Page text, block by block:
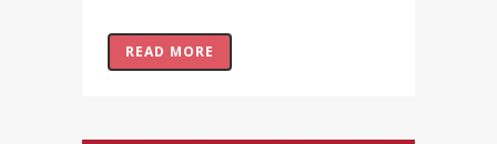
READ MORE